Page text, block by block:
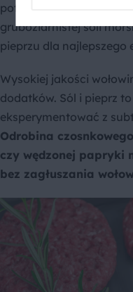
potrzebują wyrazistego
gruboziarnistej soli
pieprzu dla najlepszego
Wysokiej jakości
dodatków. Sól i pieprz
eksperymentować z
Odrobina
czy wędzonej papryki
bez zagłuszania